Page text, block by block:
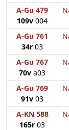
A-Gu 479
109v 004
A-Gu 761
34r 03
A-Gu 767
70v a03
A-Gu 769
91v 03
A-KN 588
165r 03